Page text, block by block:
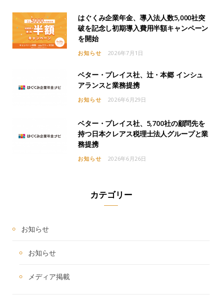
はぐくみ企業年金、導入法人数5,000社突
破を記念し初期導入費用半額キャンペーン
を開始
お知らせ 2026年7月1日
ベター・プレイス社、辻・本郷 インシュ
アランスと業務提携
お知らせ 2026年6月29日
ベター・プレイス社、5,700社の顧問先を
持つ日本クレアス税理士法人グループと業
務提携
お知らせ 2026年6月26日
カテゴリー
お知らせ
お知らせ
メディア掲載